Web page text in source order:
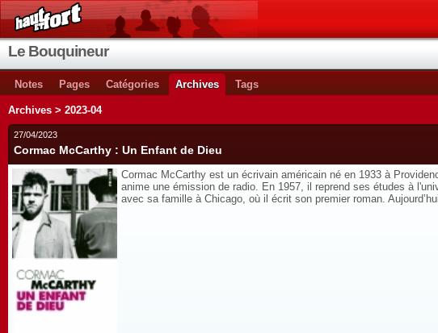
Le Bouquineur
Notes Pages Catégories Archives Tags
Archives > 2023-04
27/04/2023
Cormac McCarthy : Un Enfant de Dieu
Cormac McCarthy est un écrivain américain né en 1933 à
anime une émission de radio. En 1957, il reprend ses études à
avec sa famille à Chicago, où il écrit son premier roman.